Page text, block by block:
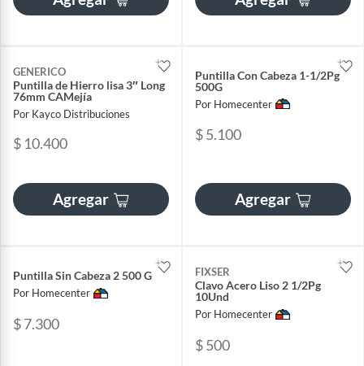
GENERICO
Puntilla de Hierro lisa 3″ Long
76mm CAMejía
Por Kayco Distribuciones
$ 10.400
Agregar
Puntilla Con Cabeza 1-1/2Pg
500G
Por Homecenter
$ 5.100
Agregar
Puntilla Sin Cabeza 2 500 G
Por Homecenter
$ 7.300
FIXSER
Clavo Acero Liso 2 1/2Pg
10Und
Por Homecenter
$ 500